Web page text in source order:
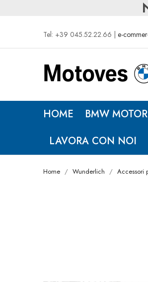
Tel: +39 045.52.22.66 | e-
HOME BMW
LAVORA CON NOI
Home Wunderlich Accessori